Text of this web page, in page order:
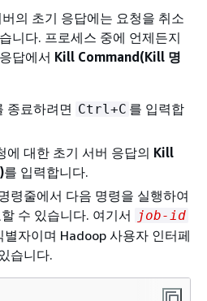
의 초기 응답에는 요청을 취소
니다. 프로세스 중에 언제든지
답에서 Kill Command(Kill 명
종료하려면 Ctrl+C 를 입력합
에 대한 초기 서버 응답의 Kill
를 입력합니다.
령줄에서 다음 명령을 실행하여
수 있습니다. 여기서
job-id
자이며 Hadoop 사용자 인터페
습니다.